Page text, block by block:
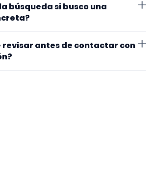
Algunos son de la zona y otros se
posibles gastos.
búsqueda si busco una
de evento y la zona. Si ya sabes el
usa el filtro de tipo de
quedarte con opciones más
revisar antes de contactar con